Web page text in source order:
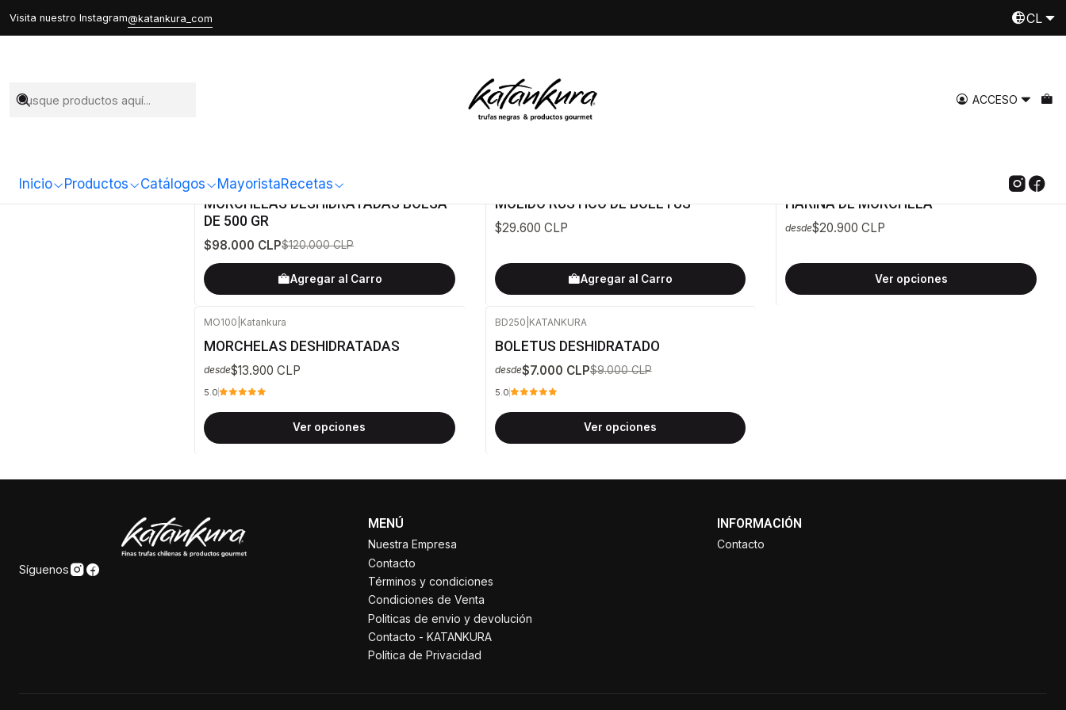
ACCESO
Inicio Productos Catálogos MayoristaRecetas
Visita nuestro Instagram@katankura_com CL
Morchelas
-18% OFF
MO1000|Katankura
MORCHELAS DESHIDRATADAS BOLSA
DE 500 GR
$98.000 CLP$120.000 CLP
Agregar al Carro
MOLIDO RÚSTICO DE BOLETUS
$29.600 CLP
Agregar al Carro
HARINA DE MORCHELA
desde$20.900 CLP
Ver opciones
MO100 Katankura
MORCHELAS DESHIDRATADAS
desde$13.900 CLP
5.0
Ver opciones
BD250 KATANKURA
BOLETUS DESHIDRATADO
desde$7.000 CLP$9.000 CLP
5.0
Ver opciones
Síguenos
MENÚ
Nuestra Empresa
Contacto
Términos y condiciones
Condiciones de Venta
Politicas de envio y devolución
Contacto - KATANKURA
Política de Privacidad
INFORMACIÓN
Contacto